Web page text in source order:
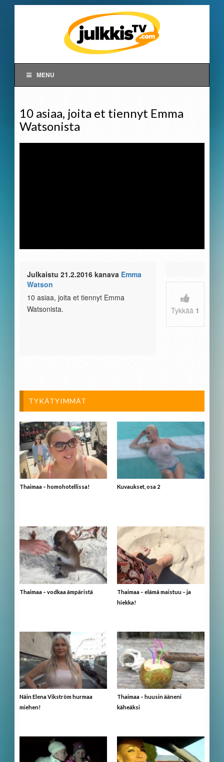
MENU
10 asiaa, joita et tiennyt Emma
Watsonista
Julkaistu 21.2.2016 kanava Emma
Watson
10 asiaa, joita et tiennyt Emma
Watsonista.
Tykkää 1
TYKÄTYIMMÄT
Thaimaa – homohotellissa! Kuvaukset, osa 2
Thaimaa – vodkaa ämpäristä
Thaimaa – elämä maistuu – ja
hiekka!
Näin Elena Vikström hurmaa
miehen!
Thaimaa – huusin ääneni
käheäksi